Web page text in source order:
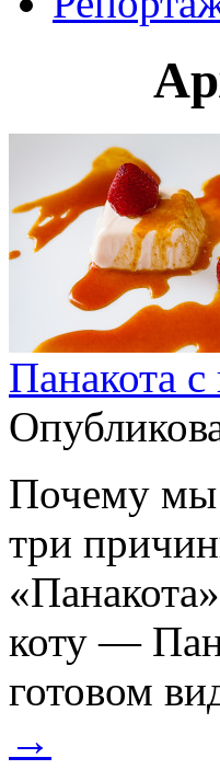
Панакота
Почему мы
три
коту —
готовом
→